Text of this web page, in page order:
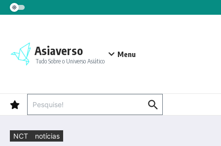
Ir para o conteúdo
Asiaverso
Tudo Sobre o Universo Asiático
Menu
NCT notícias